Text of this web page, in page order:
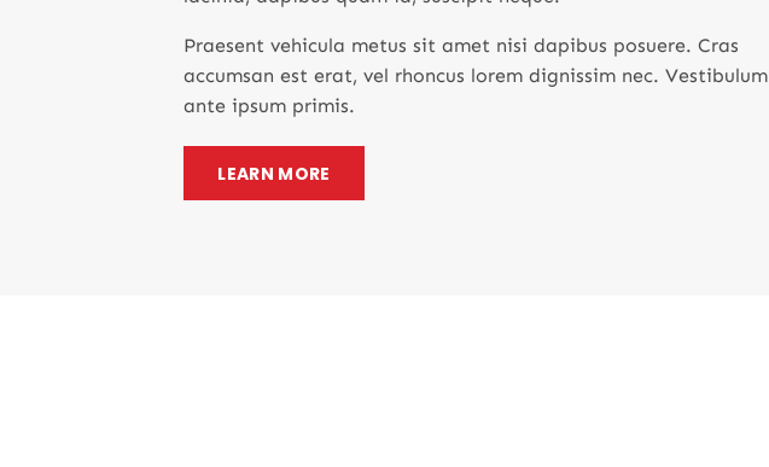
Praesent vehicula metus sit amet nisi dapibus posuere. Cras
accumsan est erat, vel rhoncus lorem dignissim nec. Vestibulum
ante ipsum primis.
LEARN MORE